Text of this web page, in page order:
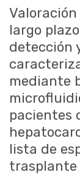
ACCESO
largo
detección
mediante
pacientes
lista de
trasplante